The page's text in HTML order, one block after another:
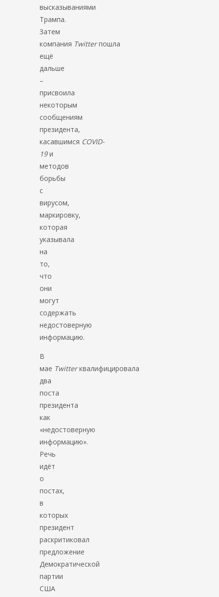
высказываниями
Трампа.
Затем
компания Twitterпошла
ещё
дальше
–
присвоила
некоторым
сообщениям
президента,
касавшимся COVID-
19и
методов
борьбы
с
вирусом,
маркировку,
которая
указывала
на
то,
что
они
могут
содержать
недостоверную
информацию.
В
мае Twitterквалифицировала
два
поста
президента
как
«недостоверную
информацию».
Речь
идёт
о
постах,
в
которых
президент
раскритиковал
предложение
Демократической
партии
США